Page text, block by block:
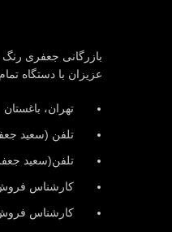
بازرگانی جعفری رنگ
عزیزان با دستگاه
تهران، باغستان
تلفن (سعید
تلفن(سعید جعفری):
کارشناس
کارشناس